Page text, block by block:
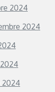
2024
2024
2024